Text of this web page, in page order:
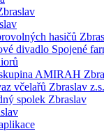
hasičů
divadlo Spojené
AMIRAH
včelařů Zbraslav z.s.
spolek Zbraslav